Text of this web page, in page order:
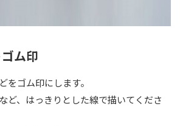
ム印
をゴム印にします。
ど、はっきりとした線で描いてくださ